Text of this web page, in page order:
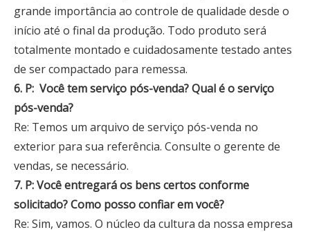
grande importância ao controle de qualidade desde o
início até o final da produção. Todo produto será
totalmente montado e cuidadosamente testado antes
de ser compactado para remessa.
6. P: Você tem serviço pós-venda? Qual é o serviço
pós-venda?
Re: Temos um arquivo de serviço pós-venda no
exterior para sua referência. Consulte o gerente de
vendas, se necessário.
7. P: Você entregará os bens certos conforme
solicitado? Como posso confiar em você?
Re: Sim, vamos. O núcleo da cultura da nossa empresa